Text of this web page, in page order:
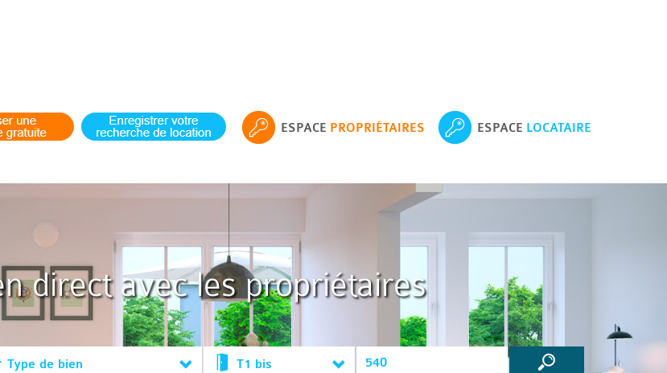
ESPACE PROPRIÉTAIRES ESPACE LOCATAIRE
direct avec les propriétaires
Type de bien T1 bis